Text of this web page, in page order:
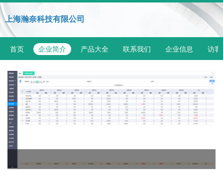
上海瀚奈科技有限公司
首页 企业简介 产品大全 联系我们 企业信息 访客